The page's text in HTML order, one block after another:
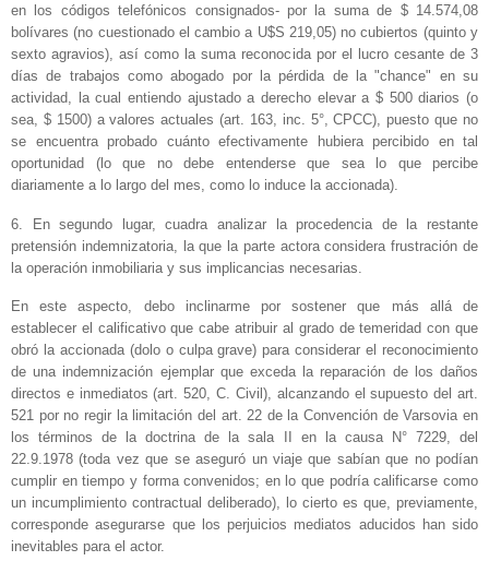
en los códigos telefónicos consignados- por la suma de $ 14.574,08
bolívares (no cuestionado el cambio a U$S 219,05) no cubiertos (quinto y
sexto agravios), así como la suma reconocida por el lucro cesante de 3
días de trabajos como abogado por la pérdida de la "chance" en su
actividad, la cual entiendo ajustado a derecho elevar a $ 500 diarios (o
sea, $ 1500) a valores actuales (art. 163, inc. 5°, CPCC), puesto que no
se encuentra probado cuánto efectivamente hubiera percibido en tal
oportunidad (lo que no debe entenderse que sea lo que percibe
diariamente a lo largo del mes, como lo induce la accionada).
6. En segundo lugar, cuadra analizar la procedencia de la restante
pretensión indemnizatoria, la que la parte actora considera frustración de
la operación inmobiliaria y sus implicancias necesarias.
En este aspecto, debo inclinarme por sostener que más allá de
establecer el calificativo que cabe atribuir al grado de temeridad con que
obró la accionada (dolo o culpa grave) para considerar el reconocimiento
de una indemnización ejemplar que exceda la reparación de los daños
directos e inmediatos (art. 520, C. Civil), alcanzando el supuesto del art.
521 por no regir la limitación del art. 22 de la Convención de Varsovia en
los términos de la doctrina de la sala II en la causa N° 7229, del
22.9.1978 (toda vez que se aseguró un viaje que sabían que no podían
cumplir en tiempo y forma convenidos; en lo que podría calificarse como
un incumplimiento contractual deliberado), lo cierto es que, previamente,
corresponde asegurarse que los perjuicios mediatos aducidos han sido
inevitables para el actor.